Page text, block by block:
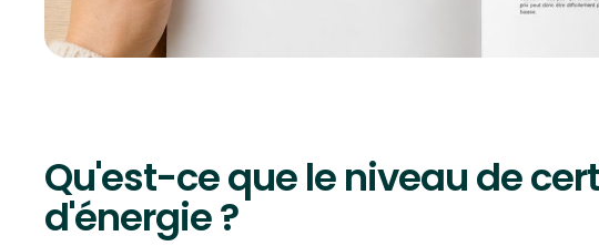
Qu'est-ce que le niveau de
d'énergie ?